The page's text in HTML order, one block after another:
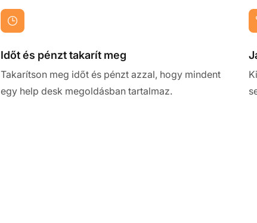
Időt és pénzt takarít meg
Takarítson meg időt és pénzt azzal, hogy mindent
egy help desk megoldásban tartalmaz.